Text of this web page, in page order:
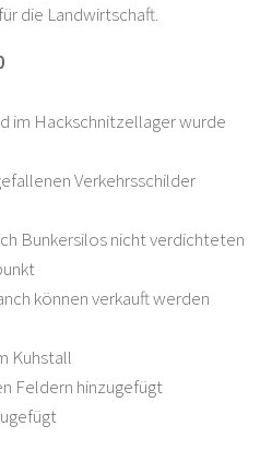
die Landwirtschaft.
im Hackschnitzellager wurde
Verkehrsschilder
Bunkersilos nicht verdichteten
können verkauft werden
Kuhstall
Feldern hinzugefügt